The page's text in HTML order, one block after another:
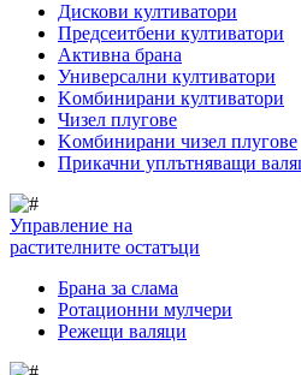
Дискови култиватори
Предсеитбени култиватори
Активна брана
Универсални култиватори
Kомбинирани култиватори
Чизел плугове
Kомбинирани чизел плугове
Прикачни уплътняващи
Управление на
растителните остатъци
Брана за слама
Pотационни мулчери
Режещи валяци